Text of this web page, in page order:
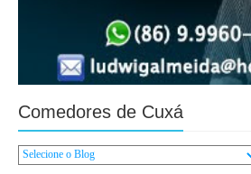
Comedores de Cuxá